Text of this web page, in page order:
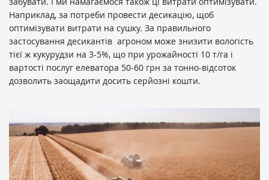
Наприклад, за потреби провести десикацію, щоб
оптимізувати витрати на сушку. За правильного
застосування десикантів агроном може знизити вологість
тієї ж кукурудзи на 3-5%, що при урожайності 10 т/га і
вартості послуг елеватора 50-60 грн за тонно-відсоток
дозволить заощадити досить серйозні кошти.